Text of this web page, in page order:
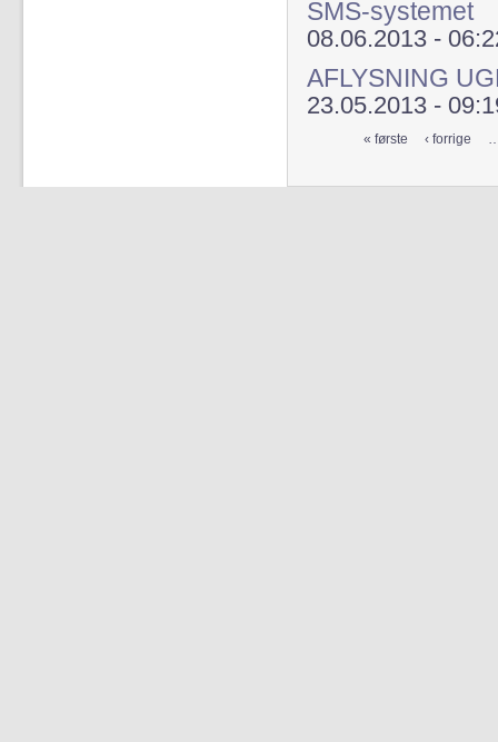
SMS-systemet
08.06.2013 -
AFLYSNING
23.05.2013 -
« første ‹ forrige